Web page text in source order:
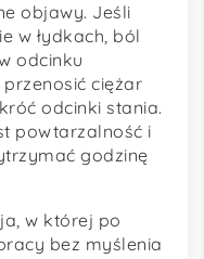
objawy. Jeśli
w łydkach, ból
odcinku
ciężar
odcinki stania.
powtarzalność i
godzinę
w której po
bez myślenia